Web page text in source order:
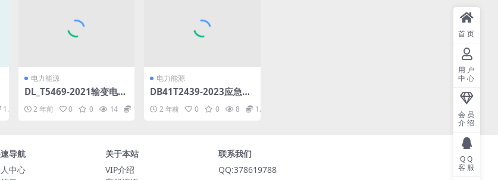
1.98
电力能源
DL_T5469-2021输变电工
制导则(7.81MB)pdf
2 年前 0 0 14 1.98
电力能源
DB41T2439-2023应急广
2 年前 0 0 8 1.98
导航
中心
关于本站
VIP介绍
联系我们
QQ:378619788
首页
用户
中心
会员
介绍
QQ
客服